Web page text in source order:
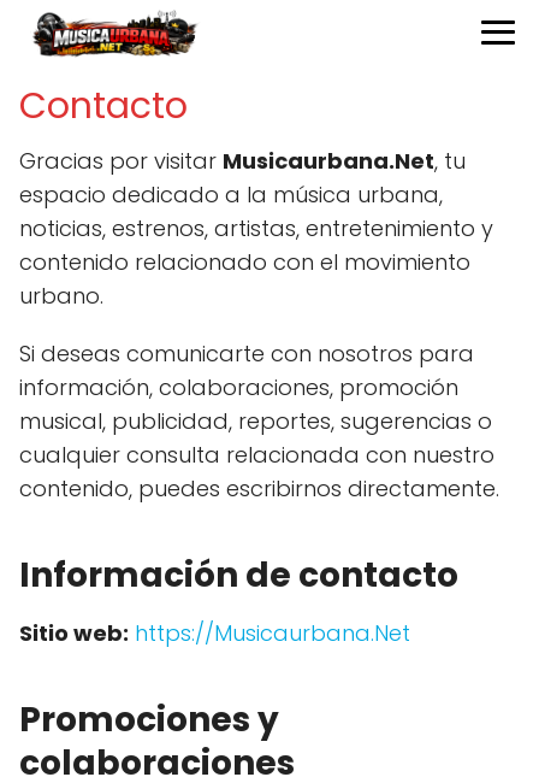
Contacto
Gracias por visitar Musicaurbana.Net, tu
espacio dedicado a la música urbana,
noticias, estrenos, artistas, entretenimiento y
contenido relacionado con el movimiento
urbano.
Si deseas comunicarte con nosotros para
información, colaboraciones, promoción
musical, publicidad, reportes, sugerencias o
cualquier consulta relacionada con nuestro
contenido, puedes escribirnos directamente.
Información de contacto
Sitio web: https://Musicaurbana.Net
Promociones y
colaboraciones